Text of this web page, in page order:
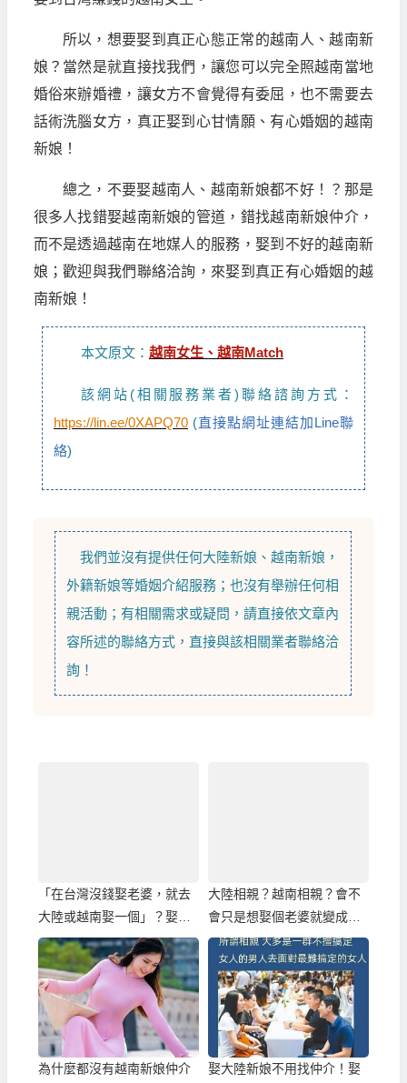
所以，想要娶到真正心態正常的越南人、越南新
娘？當然是就直接找我們，讓您可以完全照越南當地
婚俗來辦婚禮，讓女方不會覺得有委屈，也不需要去
話術洗腦女方，真正娶到心甘情願、有心婚姻的越南
新娘！
總之，不要娶越南人、越南新娘都不好！？那是
很多人找錯娶越南新娘的管道，錯找越南新娘仲介，
而不是透過越南在地媒人的服務，娶到不好的越南新
娘；歡迎與我們聯絡洽詢，來娶到真正有心婚姻的越
南新娘！
本文原文： 越南女生、越南Match
該網站(相關服務業者)聯絡諮詢方式：
https://lin.ee/0XAPQ70(直接點網址連結加Line聯
絡)
我們並沒有提供任何大陸新娘 、越南新娘 ，
外籍新娘等婚姻介紹服務；也沒有舉辦任何相
親活動；有相關需求或疑問，請直接依文章內
容所述的聯絡方式，直接與該相關業者聯絡洽
詢！
「在台灣沒錢娶老婆，就去
大陸或越南娶一個」？娶大
陸或越南實際花費的真相！
大陸相親？越南相親？會不
會只是想娶個老婆就變成豬
仔？
為什麼都沒有越南新娘仲介
娶大陸新娘不用找仲介！娶